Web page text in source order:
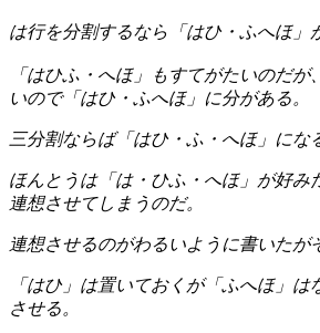
は行を分割するなら「はひ・ふへほ」
「はひふ・へほ」もすてがたいのだ
いので「はひ・ふへほ」に分がある。
三分割ならば「はひ・ふ・へほ」にな
ほんとうは「は・ひふ・へほ」が好み
連想させてしまうのだ。
連想させるのがわるいように書いたが
「はひ」は置いておくが「ふへほ」
させる。